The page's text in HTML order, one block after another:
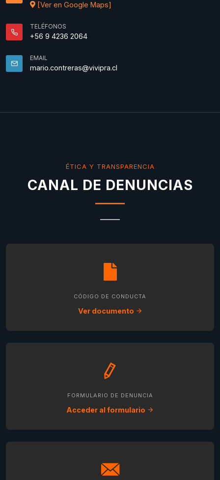
[Ver en Google Maps]
TELÉFONOS
+56 9 4236 2064
EMAIL
mario.contreras@vivipra.cl
ÉTICA Y TRANSPARENCIA
CANAL DE DENUNCIAS
CÓDIGO DE CONDUCTA
Ver documento
FORMULARIO DE DENUNCIA
Acceder al formulario